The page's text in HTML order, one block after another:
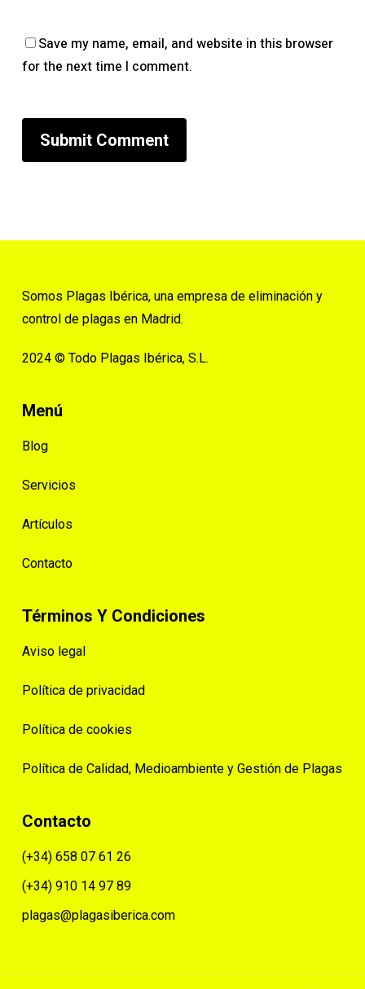
Save my name, email, and website in this browser
for the next time I comment.
Somos Plagas Ibérica, una empresa de eliminación y
control de plagas en Madrid.
2024 © Todo Plagas Ibérica, S.L.
Menú
Blog
Servicios
Artículos
Contacto
Términos Y Condiciones
Aviso legal
Política de privacidad
Política de cookies
Política de Calidad, Medioambiente y Gestión de Plagas
Contacto
(+34) 658 07 61 26
(+34) 910 14 97 89
plagas@plagasiberica.com